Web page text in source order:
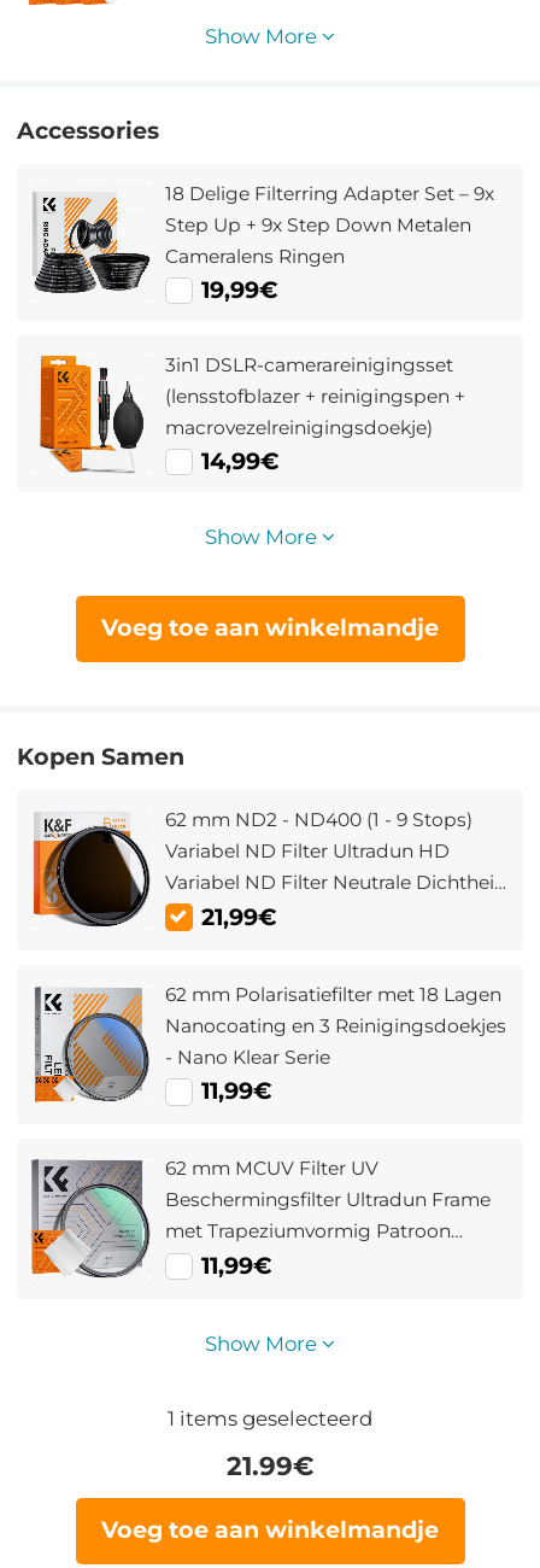
Show More
Accessories
18 Delige Filterring Adapter Set – 9x
Step Up + 9x Step Down Metalen
Cameralens Ringen
19,99€
3in1 DSLR-camerareinigingsset
(lensstofblazer + reinigingspen +
macrovezelreinigingsdoekje)
14,99€
Show More
Voeg toe aan winkelmandje
Kopen Samen
62 mm ND2 - ND400 (1 - 9 Stops)
Variabel ND Filter Ultradun HD
Variabel ND Filter Neutrale Dichtheid
Instelbaar Filter Nano B Serie
21,99€
62 mm Polarisatiefilter met 18 Lagen
Nanocoating en 3 Reinigingsdoekjes
- Nano Klear Serie
11,99€
62 mm MCUV Filter UV
Beschermingsfilter Ultradun Frame
met Trapeziumvormig Patroon
Stofzuigdoekcoating Nano Klear
11,99€
Show More
1 items geselecteerd
21.99€
Voeg toe aan winkelmandje